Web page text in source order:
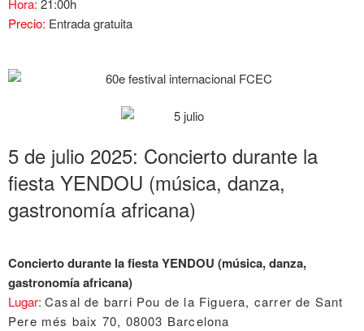
Hora: 21:00h
Precio: Entrada gratuita
5 de julio 2025: Concierto durante la
fiesta YENDOU (música, danza,
gastronomía africana)
Concierto durante la fiesta YENDOU (música, danza,
gastronomía africana)
Lugar: Casal de barri Pou de la Figuera, carrer de Sant
Pere més baix 70, 08003 Barcelona